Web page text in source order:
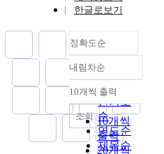
한글로보기
정확도순
정확도
순
인기도
순
연도순
제목순
내림차순
내림차순
10개씩 출력
10개씩
출력
20개씩
조회